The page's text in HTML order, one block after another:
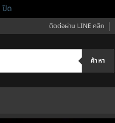
ปิด
ติดต่อผ่าน LINE คลิก
ค้าหา